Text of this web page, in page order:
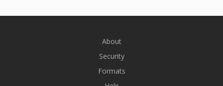
About
Security
Formats